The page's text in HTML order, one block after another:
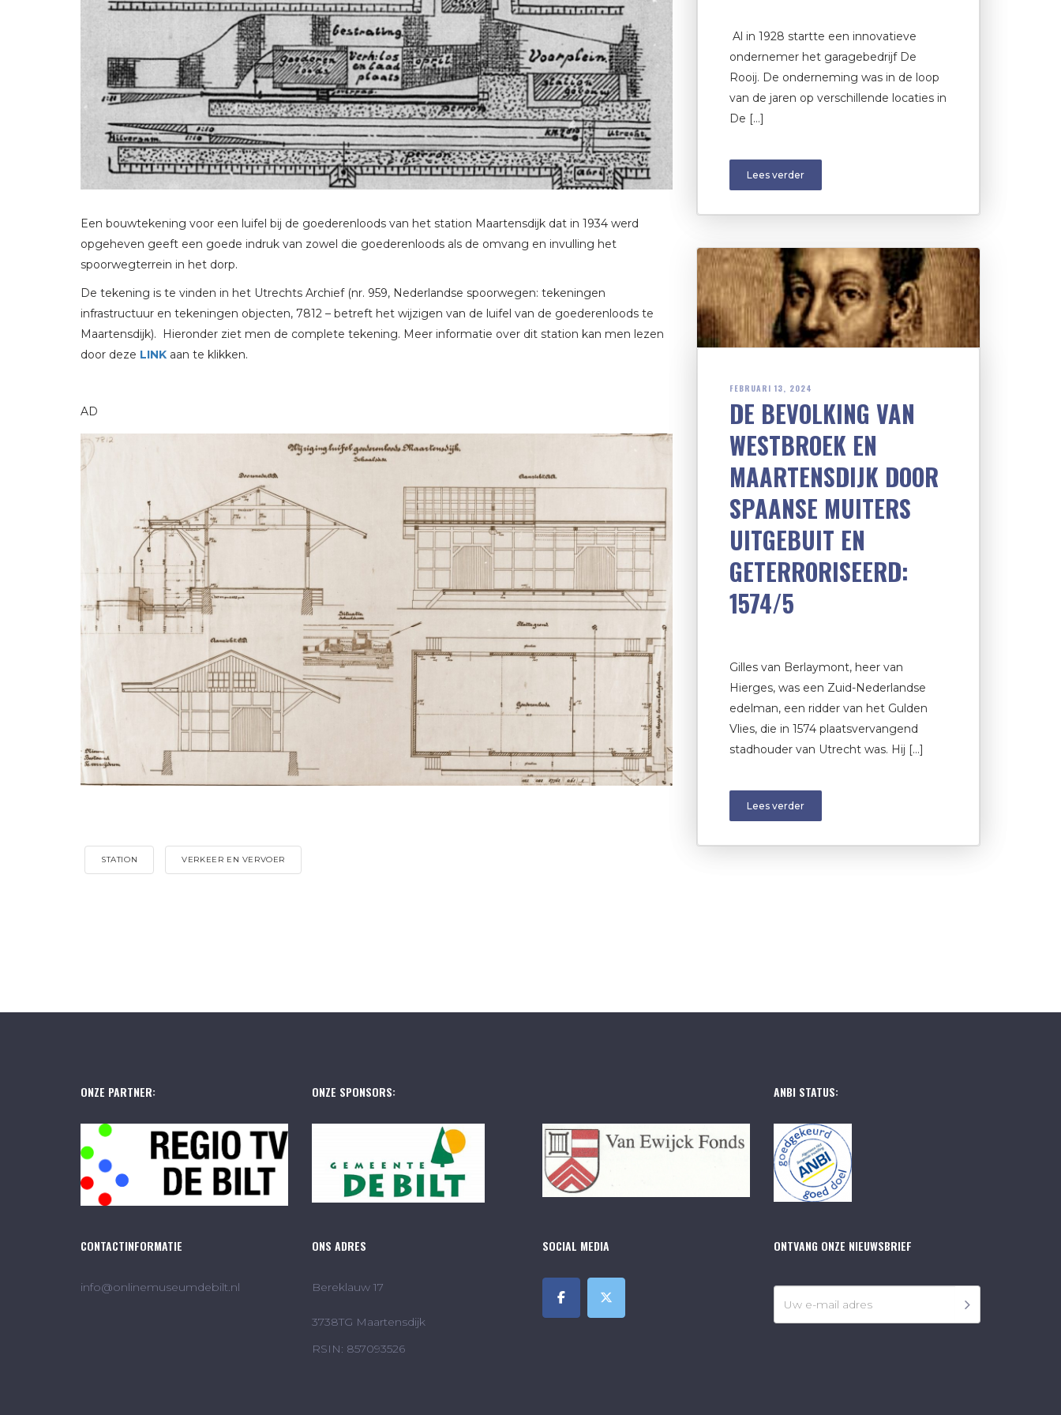
Een bouwtekening voor een luifel bij de goederenloods van het station Maartensdijk dat in 1934 werd
opgeheven geeft een goede indruk van zowel die goederenloods als de omvang en invulling het
spoorwegterrein in het dorp.
De tekening is te vinden in het Utrechts Archief (nr. 959, Nederlandse spoorwegen: tekeningen
infrastructuur en tekeningen objecten, 7812 – betreft het wijzigen van de luifel van de goederenloods te
Maartensdijk). Hieronder ziet men de complete tekening. Meer informatie over dit station kan men lezen
door deze LINK aan te klikken.
AD
STATION VERKEER EN VERVOER
Al in 1928 startte een innovatieve
ondernemer het garagebedrijf De
Rooij. De onderneming was in de loop
van de jaren op verschillende locaties in
De […]
Lees verder
FEBRUARI 13, 2024
DE BEVOLKING VAN
WESTBROEK EN
MAARTENSDIJK DOOR
SPAANSE MUITERS
UITGEBUIT EN
GETERRORISEERD:
1574/5
Gilles van Berlaymont, heer van
Hierges, was een Zuid-Nederlandse
edelman, een ridder van het Gulden
Vlies, die in 1574 plaatsvervangend
stadhouder van Utrecht was. Hij […]
Lees verder
ONZE PARTNER: ONZE SPONSORS: ANBI STATUS:
CONTACTINFORMATIE
info@onlinemuseumdebilt.nl
ONS ADRES
Bereklauw 17
3738TG Maartensdijk
RSIN: 857093526
SOCIAL MEDIA ONTVANG ONZE NIEUWSBRIEF